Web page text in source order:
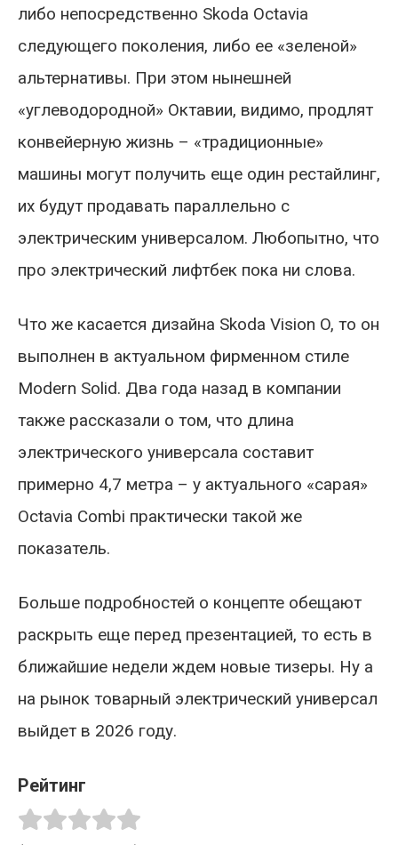
либо непосредственно Skoda Octavia
следующего поколения, либо ее «зеленой»
альтернативы. При этом нынешней
«углеводородной» Октавии, видимо, продлят
конвейерную жизнь – «традиционные»
машины могут получить еще один рестайлинг,
их будут продавать параллельно с
электрическим универсалом. Любопытно, что
про электрический лифтбек пока ни слова.
Что же касается дизайна Skoda Vision O, то он
выполнен в актуальном фирменном стиле
Modern Solid. Два года назад в компании
также рассказали о том, что длина
электрического универсала составит
примерно 4,7 метра – у актуального «сарая»
Octavia Combi практически такой же
показатель.
Больше подробностей о концепте обещают
раскрыть еще перед презентацией, то есть в
ближайшие недели ждем новые тизеры. Ну а
на рынок товарный электрический универсал
выйдет в 2026 году.
Рейтинг